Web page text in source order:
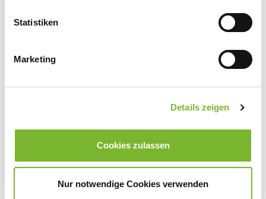
Statistiken
Marketing
Details zeigen
Cookies zulassen
Nur notwendige Cookies verwenden
für Folgeuntersuchungen und so weiter“, sagt Gerschlauer.
Kooperierende Apotheken bedienen die ärztlichen Verordnungen
Im vergangenen Sommer habe MediNetzBonn Patientinnen und
Patienten ohne Papiere auch Impfungen gegen SARS-CoV-2
vermittelt. „Mittlerweile laufen die Coronaimpfungen aber über
Der Student vermutet, dass die Coronaimpfaktion
möglicherweise den Bekanntheitsgrad des Hilfsangebots erhöht
hat.
Keine Übermittlungspflicht